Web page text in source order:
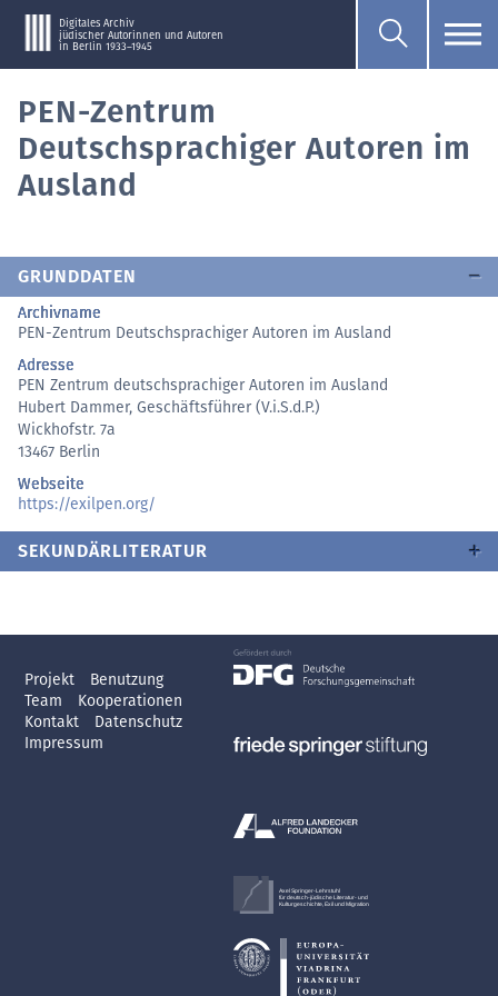
Digitales Archiv
jüdischer Autorinnen und Autoren
in Berlin 1933–1945
PEN-Zentrum
Deutschsprachiger Autoren im
Ausland
GRUNDDATEN
Archivname
PEN-Zentrum Deutschsprachiger Autoren im Ausland
Adresse
PEN Zentrum deutschsprachiger Autoren im Ausland
Hubert Dammer, Geschäftsführer (V.i.S.d.P.)
Wickhofstr. 7a
13467 Berlin
Webseite
https://exilpen.org/
SEKUNDÄRLITERATUR
Projekt
Benutzung
Team
Kooperationen
Kontakt
Datenschutz
Impressum
Axel Springer-Lehrstuhl
für deutsch-jüdische Literatur- und
Kulturgeschichte, Exil und Migration